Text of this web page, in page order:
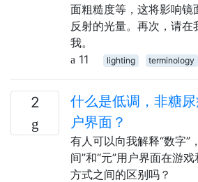
面粗糙度等，这将影响镜
反射的光量。再次，请在
我。
11
lighting terminology
2
什么是低调，非糖
户界面？
有人可以向我解释“数字”
间”和“元”用户界面在游
方式之间的区别吗？